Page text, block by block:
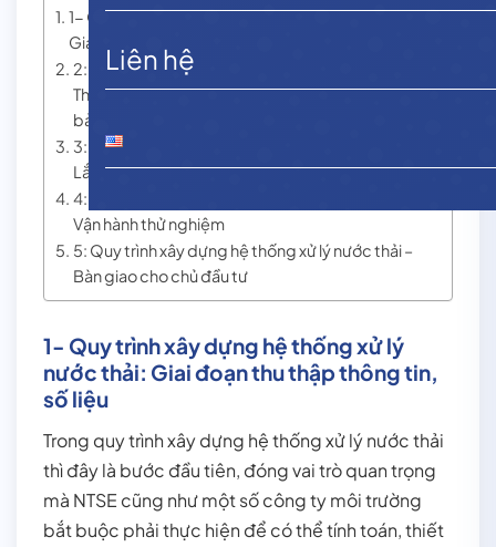
Liên hệ
1- Quy trình xây dựng hệ thống xử lý nước thải:
Giai đoạn thu thập thông tin, số liệu
2: Quy trình xây dựng hệ thống xử lý nước thải –
Thi công, xây dựng hệ thống xử lý nước thải theo
bản vẽ thiết kế
3: Quy trình xây dựng hệ thống xử lý nước thải –
Lắp đặt thiết bị trong hệ thống xử lý
4: Quy trình xây dựng hệ thống xử lý nước thải –
Vận hành thử nghiệm
5: Quy trình xây dựng hệ thống xử lý nước thải –
Bàn giao cho chủ đầu tư
1- Quy trình xây dựng hệ thống xử lý
nước thải: Giai đoạn thu thập thông tin,
số liệu
Trong quy trình xây dựng hệ thống xử lý nước thải
thì đây là bước đầu tiên, đóng vai trò quan trọng
mà NTSE cũng như một số công ty môi trường
bắt buộc phải thực hiện để có thể tính toán, thiết